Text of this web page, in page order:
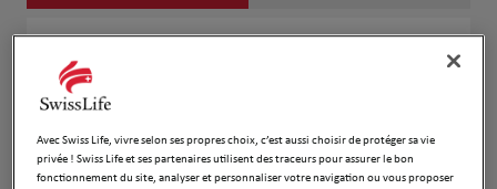
1
1.09 km
Ouvert 09:00 - 12:00 et 14:00 - 22:00
Numéro
Avec Swiss Life, vivre selon ses propres choix, c’est aussi choisir de protéger sa vie
privée ! Swiss Life et ses partenaires utilisent des traceurs pour assurer le bon
fonctionnement du site, analyser et personnaliser votre navigation ou vous proposer